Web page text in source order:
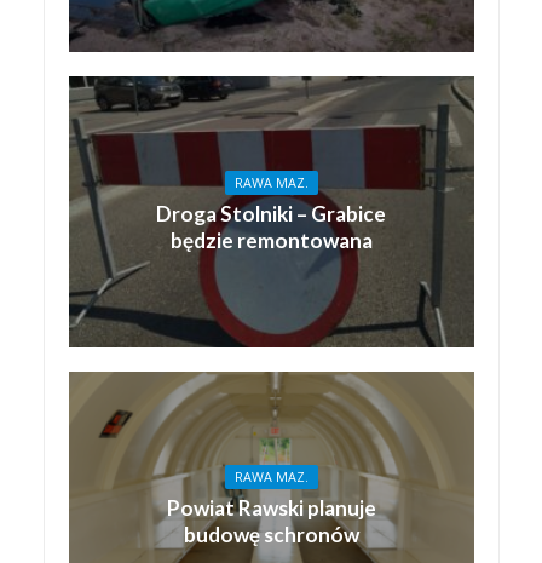
RAWA MAZ.
Droga Stolniki – Grabice
będzie remontowana
RAWA MAZ.
Powiat Rawski planuje
budowę schronów